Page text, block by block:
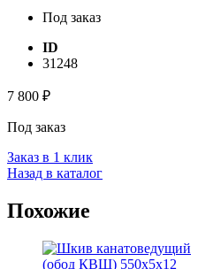
Под заказ
ID
31248
7 800 ₽
Под заказ
Заказ в 1 клик
Назад в каталог
Похожие